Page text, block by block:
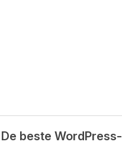
De beste WordPress-